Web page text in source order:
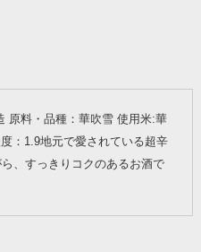
原料・品種：華吹雪 使用米:華
：1.9地元で愛されている超辛
、すっきりコクのあるお酒で